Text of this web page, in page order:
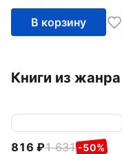
В корзину
Книги из жанра
816 1 631 -50%